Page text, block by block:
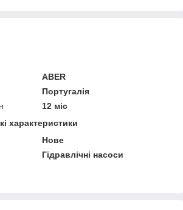
ABER
Португалія
12 міс
характеристики
Нове
Гідравлічні насоси